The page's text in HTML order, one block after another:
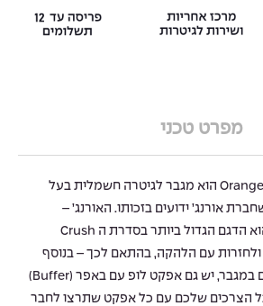
מפרט טכני
האורנג’ – Orange Crush 35RT הוא מגבר לגיטרה חשמלית בעל
אורנג’ ידועים בזכותו. האורנג’ –
Orange Crush 35RT הוא הדגם הגדול ביותר בסדרת ה Crush
ולחזרות עם הלהקה, בהתאם לכך – בנוסף
לטיונר והריברב המובנים במגבר, יש גם אפקט לופ עם באפר (Buffer)
הצרכים שלכם עם כל אפקט שתרצו לחבר